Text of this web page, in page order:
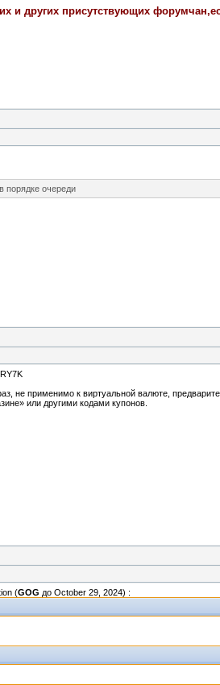
и других присутствующих
порядке очереди
не применимо к виртуальной валюте,
или другими кодами купонов.
(GOG до October 29, 2024) :